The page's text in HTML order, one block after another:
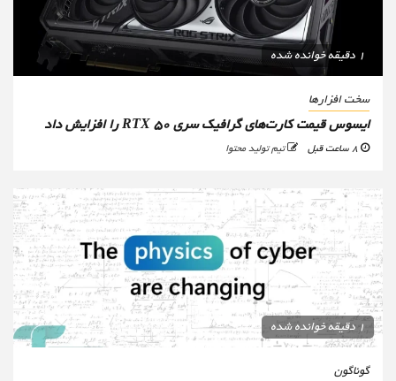
سخت افزارها
ایسوس قیمت کارت‌های گرافیک سری RTX 50 را افزایش داد
تیم تولید محتوا
1 دقیقه خوانده شده
گوناگون